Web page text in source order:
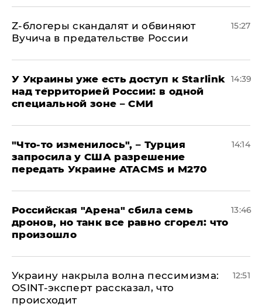
Z-блогеры скандалят и обвиняют
Вучича в предательстве России
15:27
У Украины уже есть доступ к Starlink
над территорией России: в одной
специальной зоне – СМИ
14:39
​"Что-то изменилось", – Турция
запросила у США разрешение
передать Украине ATACMS и M270
14:14
​Российская "Арена" сбила семь
дронов, но танк все равно сгорел: что
произошло
13:46
​Украину накрыла волна пессимизма:
OSINT-эксперт рассказал, что
происходит
12:51